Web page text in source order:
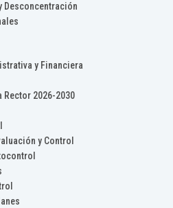
Desconcentración
y Financiera
Rector 2026-2030
y Control